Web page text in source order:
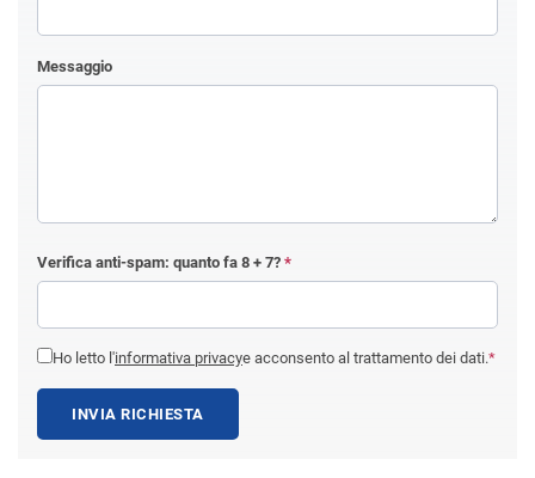
Messaggio
Verifica anti-spam: quanto fa 8 + 7? *
Ho letto l'informativa privacye acconsento al trattamento dei dati.*
INVIA RICHIESTA